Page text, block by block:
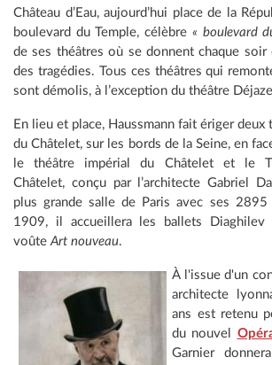
Château d’Eau, aujourd’hui place de la
boulevard du Temple, célèbre « boulevard
de ses théâtres où se donnent chaque soir
des tragédies. Tous ces théâtres qui
sont démolis, à l’exception du théâtre
En lieu et place, Haussmann fait ériger deux
du Châtelet, sur les bords de la Seine, en
le théâtre impérial du Châtelet et le
Châtelet, conçu par l’architecte Gabriel
plus grande salle de Paris avec ses
1909, il accueillera les ballets Diaghilev
voûteArt nouveau.
À l'issue d'un
architecte
ans est retenu
du nouvel
Garnier